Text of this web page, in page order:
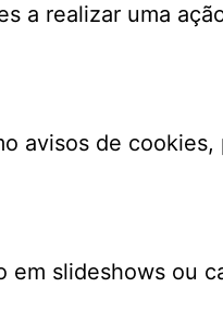
a realizar uma
avisos de cookies,
em slideshows ou